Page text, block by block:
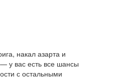
накал азарта и
у вас есть все шансы
с остальными